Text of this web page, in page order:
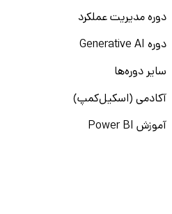
دوره مدیریت عملکرد
دوره Generative AI
سایر دوره‌ها
آکادمی (اسکیل‌کمپ)
آموزش Power BI